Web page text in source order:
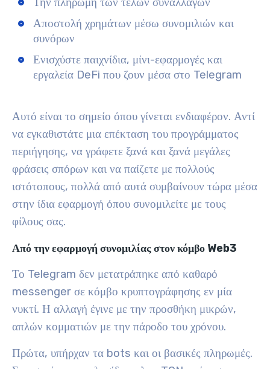
Την πληρωμή των τελών συναλλαγών
Αποστολή χρημάτων μέσω συνομιλιών και
συνόρων
Ενισχύστε παιχνίδια, μίνι-εφαρμογές και
εργαλεία DeFi που ζουν μέσα στο Telegram
Αυτό είναι το σημείο όπου γίνεται ενδιαφέρον. Αντί
να εγκαθιστάτε μια επέκταση του προγράμματος
περιήγησης, να γράφετε ξανά και ξανά μεγάλες
φράσεις σπόρων και να παίζετε με πολλούς
ιστότοπους, πολλά από αυτά συμβαίνουν τώρα μέσα
στην ίδια εφαρμογή όπου συνομιλείτε με τους
φίλους σας.
Από την εφαρμογή συνομιλίας στον κόμβο Web3
Το Telegram δεν μετατράπηκε από καθαρό
messenger σε κόμβο κρυπτογράφησης εν μία
νυκτί. Η αλλαγή έγινε με την προσθήκη μικρών,
απλών κομματιών με την πάροδο του χρόνου.
Πρώτα, υπήρχαν τα bots και οι βασικές πληρωμές.